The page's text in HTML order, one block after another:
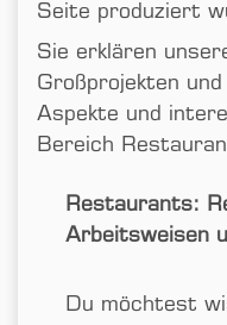
Seite produziert
Sie erklären
Großprojekten
Aspekte und
Bereich
Restaurants:
Arbeitsweisen
Du möchtest